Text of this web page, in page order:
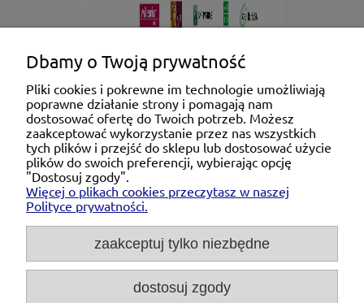
Pomoc
Moje konto
Płatności i dostawa
O nas
Michał Niedźwiecki Dobra Armatura, ul. Krakowska
Dbamy o Twoją prywatność
Pliki cookies i pokrewne im technologie umożliwiają
poprawne działanie strony i pomagają nam
dostosować ofertę do Twoich potrzeb. Możesz
zaakceptować wykorzystanie przez nas wszystkich
tych plików i przejść do sklepu lub dostosować użycie
plików do swoich preferencji, wybierając opcję
"Dostosuj zgody".
Więcej o plikach cookies przeczytasz w naszej
Polityce prywatności.
zaakceptuj tylko niezbędne
dostosuj zgody